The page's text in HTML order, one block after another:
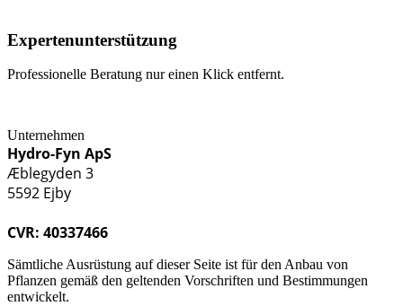
Expertenunterstützung
Professionelle Beratung nur einen Klick entfernt.
Unternehmen
Hydro-Fyn ApS
Æblegyden 3
5592 Ejby
CVR: 40337466
Sämtliche Ausrüstung auf dieser Seite ist für den Anbau von
Pflanzen gemäß den geltenden Vorschriften und Bestimmungen
entwickelt.